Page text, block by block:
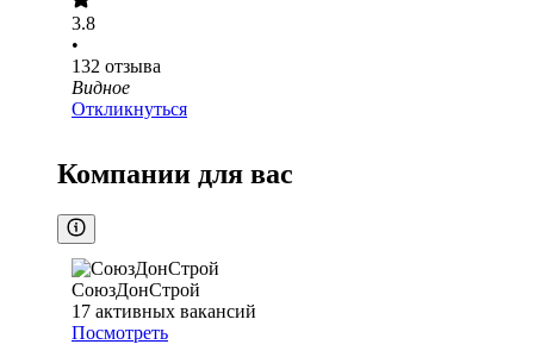
3.8
•
132 отзыва
Видное
Откликнуться
Компании для вас
СоюзДонСтрой
17 активных вакансий
Посмотреть